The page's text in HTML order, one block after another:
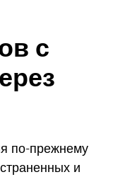
с
по-прежнему
и